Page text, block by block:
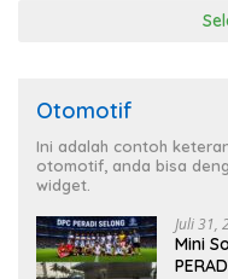
Otomotif
Ini adalah contoh
otomotif, anda bisa
widget.
Juli 31,
Mini